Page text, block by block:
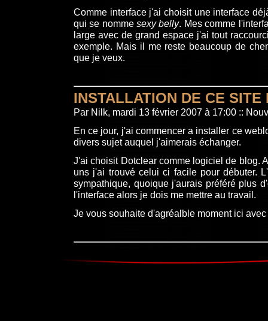
Comme interface j'ai choisit une interface
qui se nommesexy belly. Mes comme
large avec de grand espace j'ai tout
exemple. Mais il me reste beaucoup de
que je veux.
INSTALLATION DE CE SITE
Par Nilk, mardi 13 février 2007 à 17:00 ::
En ce jour, j'ai commencer a installer ce
divers sujet auquel j'aimerais échanger.
J'ai choisit Dotclear comme logiciel de blog.
uns j'ai trouvé celui ci facile pour débuter.
sympathique, quoique j'aurais préféré plus
l'interface alors je dois me mettre au travail.
Je vous souhaite d'agréalble moment ici